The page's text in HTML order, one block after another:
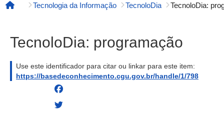
Página inicial
Tecnologia da Informação TecnoloDia TecnoloDia:
TecnoloDia: programação
Use este identificador para citar ou linkar para este item:
https://basedeconhecimento.cgu.gov.br/handle/1/798